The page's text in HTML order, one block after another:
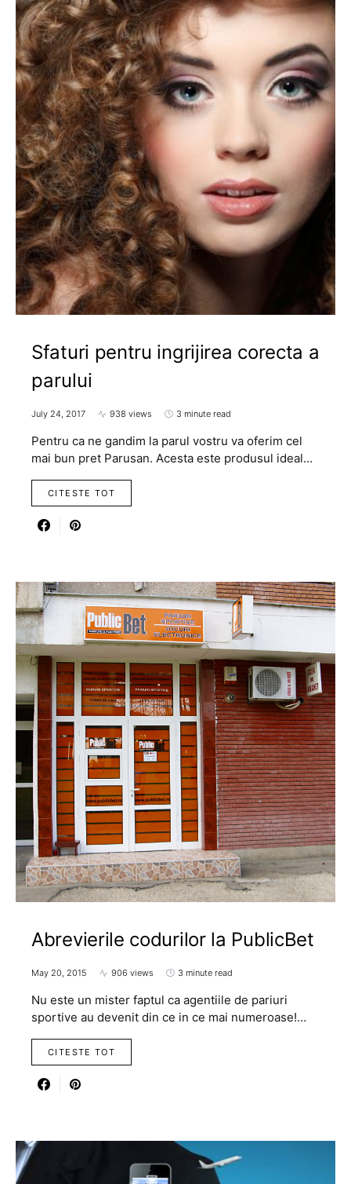
Sfaturi pentru ingrijirea corecta a
parului
July 24, 2017 938 views 3 minute read
Pentru ca ne gandim la parul vostru va oferim cel
mai bun pret Parusan. Acesta este produsul ideal…
CITESTE TOT
Abrevierile codurilor la PublicBet
May 20, 2015 906 views 3 minute read
Nu este un mister faptul ca agentiile de pariuri
sportive au devenit din ce in ce mai numeroase!…
CITESTE TOT